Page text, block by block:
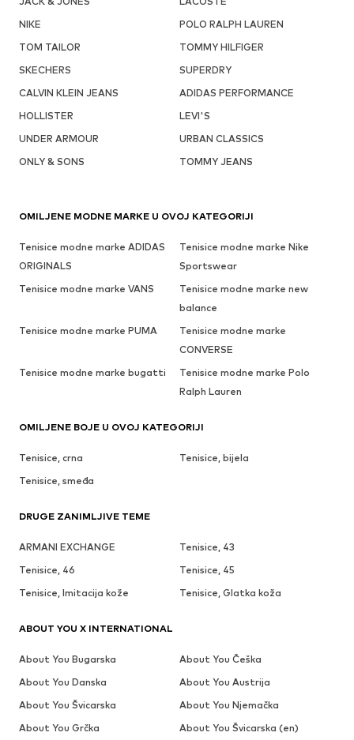
NIKE
POLO RALPH LAUREN
TOM TAILOR
TOMMY HILFIGER
SKECHERS
SUPERDRY
CALVIN KLEIN JEANS
ADIDAS PERFORMANCE
HOLLISTER
LEVI'S
UNDER ARMOUR
URBAN CLASSICS
ONLY & SONS
TOMMY JEANS
OMILJENE MODNE MARKE U OVOJ KATEGORIJI
Tenisice modne marke ADIDAS
ORIGINALS
Tenisice modne marke Nike
Sportswear
Tenisice modne marke VANS
Tenisice modne marke new
balance
Tenisice modne marke PUMA
Tenisice modne marke
CONVERSE
Tenisice modne marke bugatti
Tenisice modne marke Polo
Ralph Lauren
OMILJENE BOJE U OVOJ KATEGORIJI
Tenisice, crna
Tenisice, bijela
Tenisice, smeđa
DRUGE ZANIMLJIVE TEME
ARMANI EXCHANGE
Tenisice, 43
Tenisice, 46
Tenisice, 45
Tenisice, Imitacija kože
Tenisice, Glatka koža
ABOUT YOU X INTERNATIONAL
About You Bugarska
About You Češka
About You Danska
About You Austrija
About You Švicarska
About You Njemačka
About You Grčka
About You Švicarska (en)